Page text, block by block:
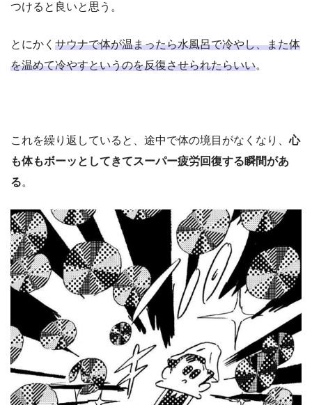
つけると良いと思う。
とにかく サウナで体が温まったら水風呂で冷やし、また体
を温めて冷やすというのを反復させられたらいい。
これを繰り返していると、途中で体の境目がなくなり、心
も体もボーッとしてきてスーパー疲労回復する瞬間があ
る。